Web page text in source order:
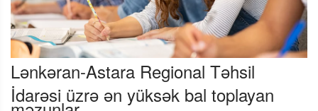
Lənkəran-Astara Regional Təhsil
İdarəsi üzrə ən yüksək bal toplayan
məzunlar